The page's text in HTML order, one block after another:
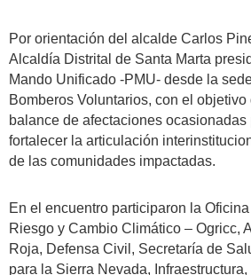
Por orientación del alcalde Carlos
Alcaldía Distrital de Santa Marta
Mando Unificado -PMU- desde la
Bomberos Voluntarios, con el objetivo
balance de afectaciones ocasionadas
fortalecer la articulación
de las comunidades impactadas.
En el encuentro participaron la
Riesgo y Cambio Climático – Ogricc,
Roja, Defensa Civil, Secretaría de
para la Sierra Nevada,